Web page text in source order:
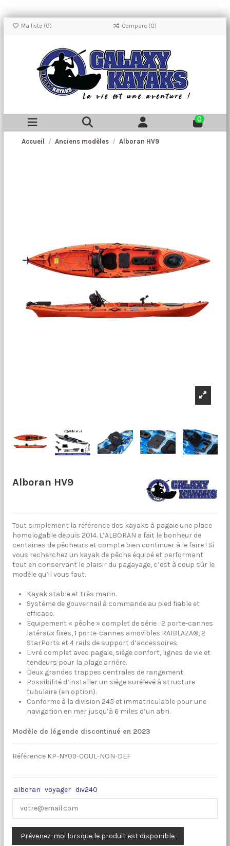
Ma liste (0) Compare (0)
0
Accueil Anciens modèles Alboran HV9
Alboran HV9
Tout simplement la référence des kayaks à pagaie une place
homologable depuis 2014. L’ALBORAN a fait le bonheur de
centaines de pêcheurs et compte bien continuer à le faire ! Si
vous recherchez un kayak de pêche équipé et performant
tout en conservant le plaisir du pagayage, c’est à coup sûr le
modèle qu’il vous faut.
Kayak stable et très marin.
Système de gouvernail à commande au pied fiable et
efficace.
Equipement « pêche » complet de série : 2 porte-cannes
latéraux fixes, 1 porte-cannes amovibles RAIBLAZA®, 2
StarPorts et 4 rails de support d’accessoires.
Livré complet avec pagaie, siège confort, lignes de vie et
tendeurs pour la plage arrière.
Deux grandes trappes centrales de rangement.
Possibilité d’installer un siège surélevé à structure
tubulaire (en option).
Conforme à la division 245 et immatriculable pour une
navigation en mer jusqu’à 6 miles d’un abri.
Modèle de légende discontinué en 2023
Référence KP-NY09-COUL-NON-DEF
alboran voyager div240